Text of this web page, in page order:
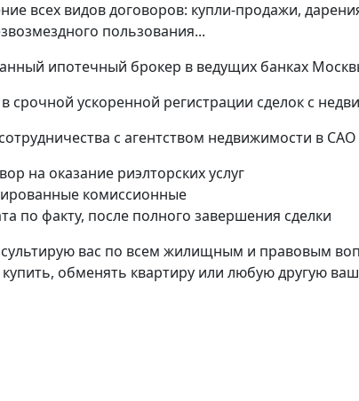
всех видов договоров: купли-продажи,
пользования...
ипотечный брокер в ведущих банках
срочной ускоренной регистрации сделок с
с агентством недвижимости в САО
на оказание риэлторских услуг
комиссионные
по факту, после полного завершения сделки
вас по всем жилищным и правовым
обменять квартиру или любую другую